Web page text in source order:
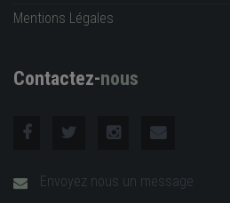
Mentions Légales
Contactez-nous
Envoyez nous un message